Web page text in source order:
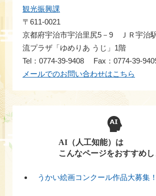
観光振興課
〒611-0021
京都府宇治市宇治里尻5－9 ＪＲ宇治
流プラザ「ゆめりあ うじ」1階
Tel：0774-39-9408
Fax：0774-39-
メールでのお問い合わせはこちら
AI（人工知能）は
こんなページをおすすめ
うかい絵画コンクール作品大募集！